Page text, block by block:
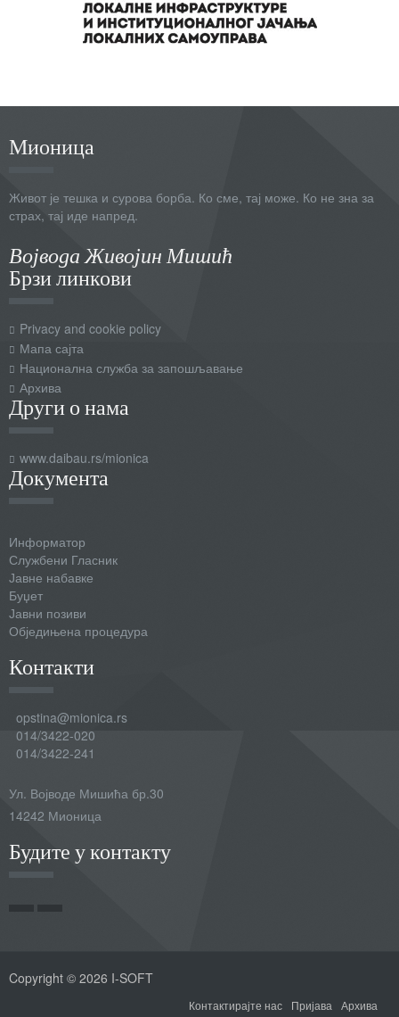
Мионица
Живот је тешка и сурова борба. Ко сме, тај може. Ко не зна за
страх, тај иде напред.
Војвода Живојин Мишић
Брзи линкови
Privacy and cookie policy
Мапа сајта
Национална служба за запошљавање
Архива
Други о нама
www.daibau.rs/mionica
Документа
Информатор
Службени Гласник
Јавне набавке
Буџет
Јавни позиви
Обједињена процедура
Контакти
opstina@mionica.rs
014/3422-020
014/3422-241
Ул. Војводе Мишића бр.30
14242 Мионица
Будите у контакту
Copyright © 2026 I-SOFT
Контактирајте нас Пријава Архива